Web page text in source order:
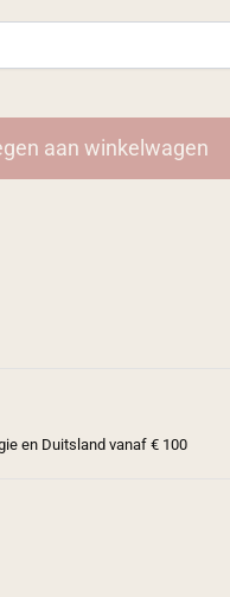
aan winkelwagen
en Duitsland vanaf € 100